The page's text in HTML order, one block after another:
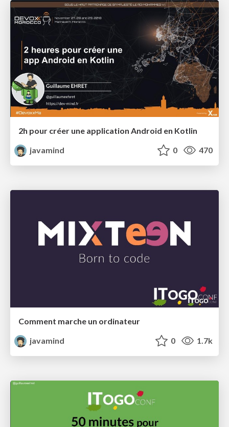
2h pour créer une application Android en Kotlin
javamind
0 470
Comment marche un ordinateur
javamind
0 1.7k